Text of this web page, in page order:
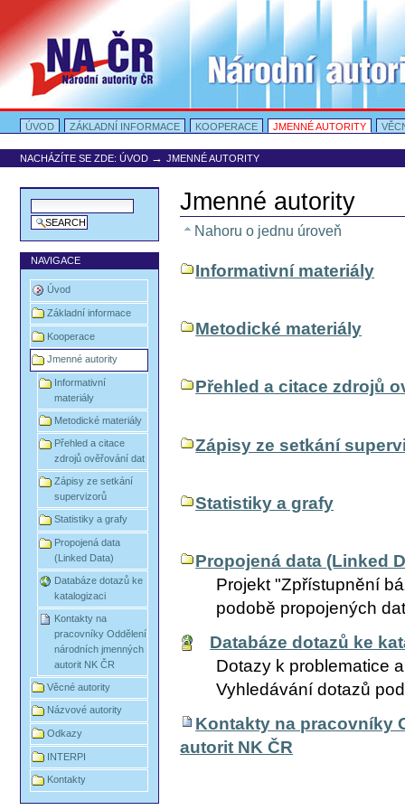
obsah
|
Přejít
na
navigaci
Portal Autority
Oddíly
ÚVOD
ZÁKLADNÍ INFORMACE KOOPERACE JMENNÉ AUTORITY
NACHÁZÍTE SE ZDE: ÚVOD →JMENNÉ AUTORITY
NAVIGACE
Úvod
Základní informace
Kooperace
Jmenné autority
Informativní
materiály
Metodické materiály
Přehled a citace
zdrojů ověřování dat
Zápisy ze setkání
supervizorů
Statistiky a grafy
Propojená data
(Linked Data)
Databáze dotazů ke
katalogizaci
Kontakty na
pracovníky Oddělení
národních jmenných
autorit NK ČR
Věcné autority
Názvové autority
Odkazy
INTERPI
Kontakty
Jmenné autority
Nahoru o jednu úroveň
Informativní materiály
Metodické materiály
Přehled a citace zdrojů
Zápisy ze setkání
Statistiky a grafy
Propojená data (Linked
Projekt "Zpřístupnění
podobě propojených
Databáze dotazů ke
Dotazy k problematice
Vyhledávání dotazů
Kontakty na pracovníky
autorit NK ČR